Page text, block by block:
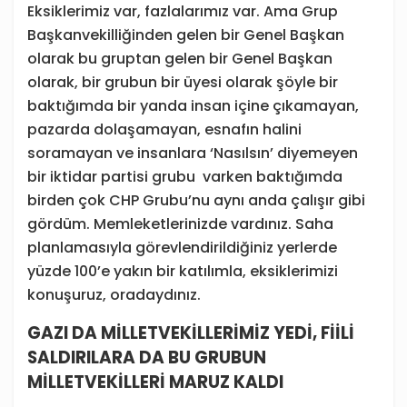
Eksiklerimiz var, fazlalarımız var. Ama Grup
Başkanvekilliğinden gelen bir Genel Başkan
olarak bu gruptan gelen bir Genel Başkan
olarak, bir grubun bir üyesi olarak şöyle bir
baktığımda bir yanda insan içine çıkamayan,
pazarda dolaşamayan, esnafın halini
soramayan ve insanlara ‘Nasılsın’ diyemeyen
bir iktidar partisi grubu varken baktığımda
birden çok CHP Grubu’nu aynı anda çalışır gibi
gördüm. Memleketlerinizde vardınız. Saha
planlamasıyla görevlendirildiğiniz yerlerde
yüzde 100’e yakın bir katılımla, eksiklerimizi
konuşuruz, oradaydınız.
GAZI DA MİLLETVEKİLLERİMİZ YEDİ, FİİLİ
SALDIRILARA DA BU GRUBUN
MİLLETVEKİLLERİ MARUZ KALDI